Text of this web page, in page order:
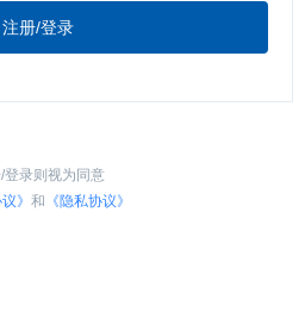
注册/登录
登录则视为同意
》 和 《隐私协议》